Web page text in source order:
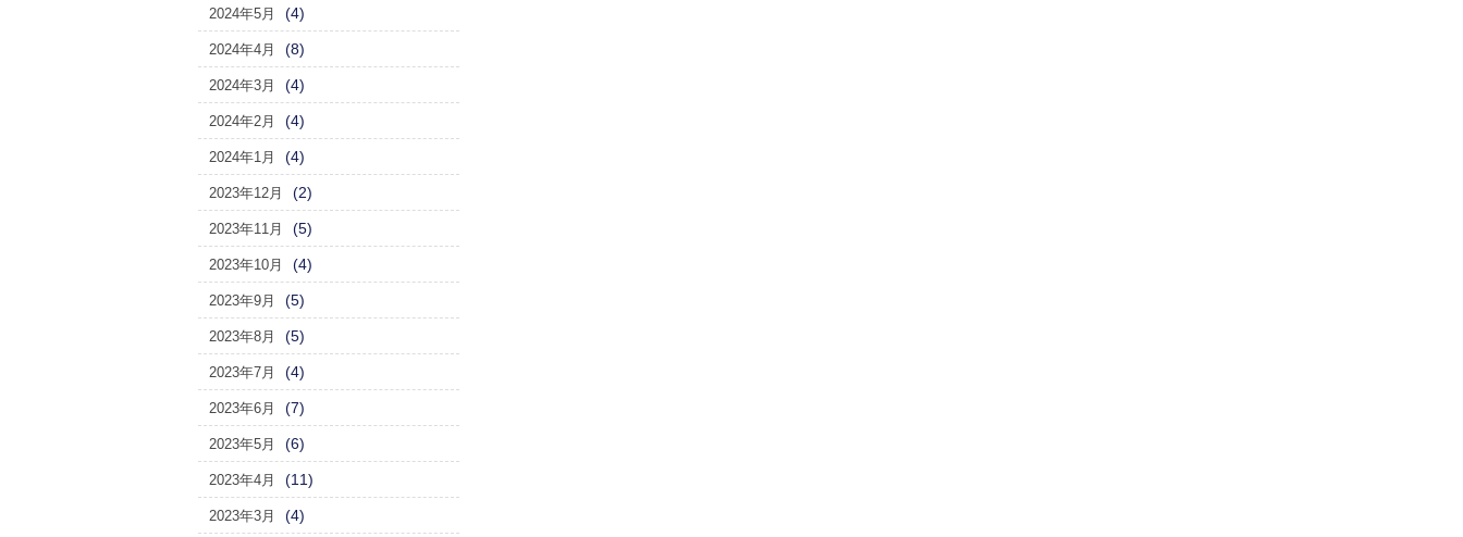
2024年5月 (4)
2024年4月 (8)
2024年3月 (4)
2024年2月 (4)
2024年1月 (4)
2023年12月 (2)
2023年11月 (5)
2023年10月 (4)
2023年9月 (5)
2023年8月 (5)
2023年7月 (4)
2023年6月 (7)
2023年5月 (6)
2023年4月 (11)
2023年3月 (4)